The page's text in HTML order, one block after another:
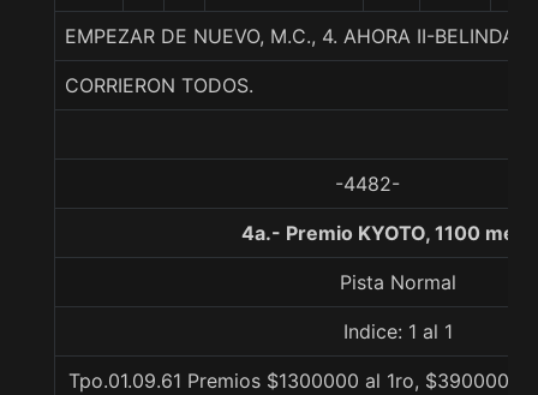
EMPEZAR DE NUEVO, M.C., 4. AHORA II-BELINDA
CORRIERON TODOS.
-4482-
4a.- Premio KYOTO, 1100
Pista Normal
Indice: 1 al 1
Tpo.01.09.61 Premios $1300000 al 1ro, $390000